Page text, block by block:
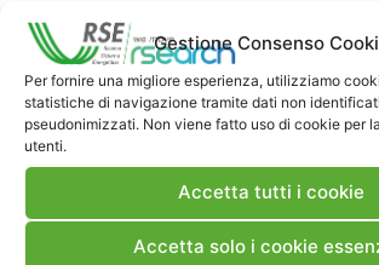
Gestione Consenso
Per fornire una migliore esperienza, utilizziamo
statistiche di navigazione tramite dati non
pseudonimizzati. Non viene fatto uso di cookie per
utenti.
Accetta tutti i cookie
Accetta solo i cookie
Pubblica un